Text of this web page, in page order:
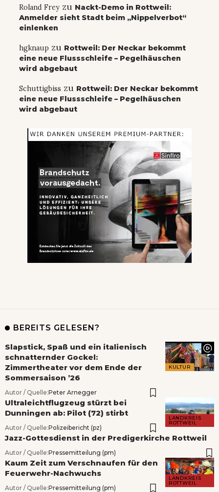
Roland Frey zu Nackt-Demo in Rottweil:
Anmelder sieht Stadt beim „Nippelverbot“
einlenken
hgknaup zu Rottweil: Der Neckar bekommt
eine neue Flussschleife – Pegelhäuschen
wird abgebaut
Schuttigbiss zu Rottweil: Der Neckar bekommt
eine neue Flussschleife – Pegelhäuschen
wird abgebaut
BEREITS GELESEN?
KULTUR
Slapstick, Spaß und ein italienisch
schnatternder Gockel:
Zimmertheater vor dem Ende der
Sommersaison ’26
Autor / Quelle:Peter Arnegger
LANDKREIS
ROTTWEIL
Ultraleichtflugzeug stürzt bei
Dunningen ab: Pilot (72) stirbt
Autor / Quelle:Polizeibericht (pz)
Jazz-Gottesdienst in der Predigerkirche Rottweil
Autor / Quelle:Pressemitteilung (pm)
LANDKREIS
ROTTWEIL
Kaum Zeit zum Verschnaufen für den
Feuerwehr-Nachwuchs
Autor / Quelle:Pressemitteilung (pm)